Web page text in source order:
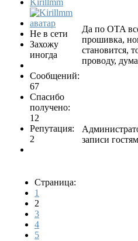
Kirillmm
Не в сети
Захожу
иногда
Сообщений:
67
Спасибо
получено:
12
Репутация:
2
Да по ОTA
прошивка,
становится,
проводу,
записи
Страница:
1
2
3
4
5